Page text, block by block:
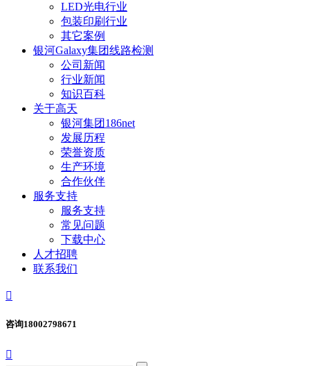
LED光电行业
包装印刷行业
其它案例
银河Galaxy集团线路检测
公司新闻
行业新闻
知识百科
关于高天
银河集团186net
发展历程
荣誉资质
生产环境
合作伙伴
服务支持
服务支持
常见问题
下载中心
人才招聘
联系我们

咨询18002798671
